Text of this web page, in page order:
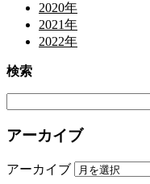
2020年
2021年
2022年
検索
アーカイブ
アーカイブ